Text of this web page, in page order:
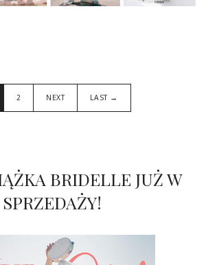
2 NEXT LAST →
BRIDELLE JUŻ W
SPRZEDAŻY!